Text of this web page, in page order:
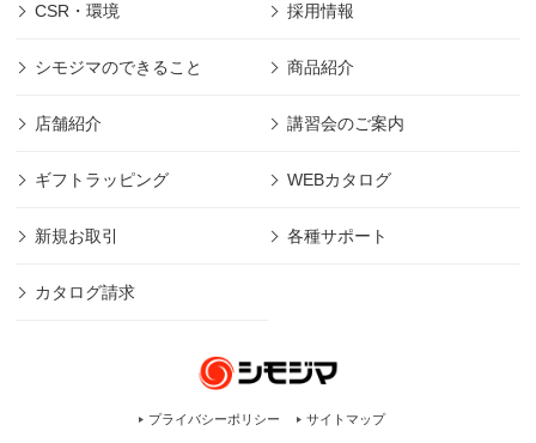
CSR・環境 採用情報
シモジマのできること 商品紹介
店舗紹介 講習会のご案内
ギフトラッピング WEBカタログ
新規お取引 各種サポート
カタログ請求
プライバシーポリシー サイトマップ